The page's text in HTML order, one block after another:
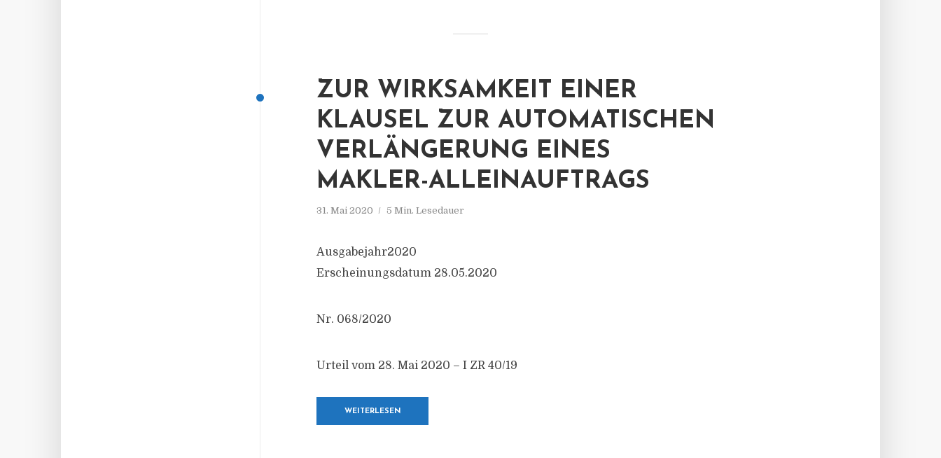
ZUR WIRKSAMKEIT EINER
KLAUSEL ZUR AUTOMATISCHEN
VERLÄNGERUNG EINES
MAKLER-ALLEINAUFTRAGS
31. Mai 2020 5 Min. Lesedauer
Ausgabejahr2020
Erscheinungsdatum 28.05.2020
Nr. 068/2020
Urteil vom 28. Mai 2020 – I ZR 40/19
WEITERLESEN